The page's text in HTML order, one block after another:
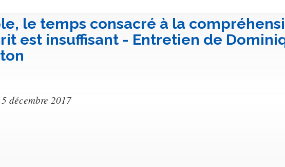
le temps consacré à la
est insuffisant - Entretien de
décembre 2017